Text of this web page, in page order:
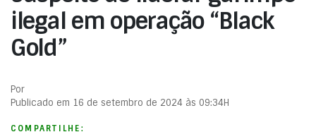
ilegal em operação “Black
Gold”
Por
Publicado em 16 de setembro de 2024 às 09:34H
COMPARTILHE: